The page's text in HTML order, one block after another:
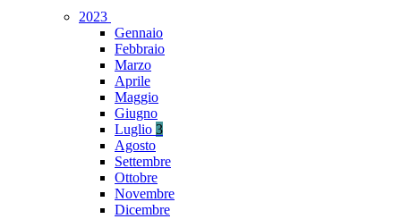
2023
Gennaio
Febbraio
Marzo
Aprile
Maggio
Giugno
Luglio 3
Agosto
Settembre
Ottobre
Novembre
Dicembre